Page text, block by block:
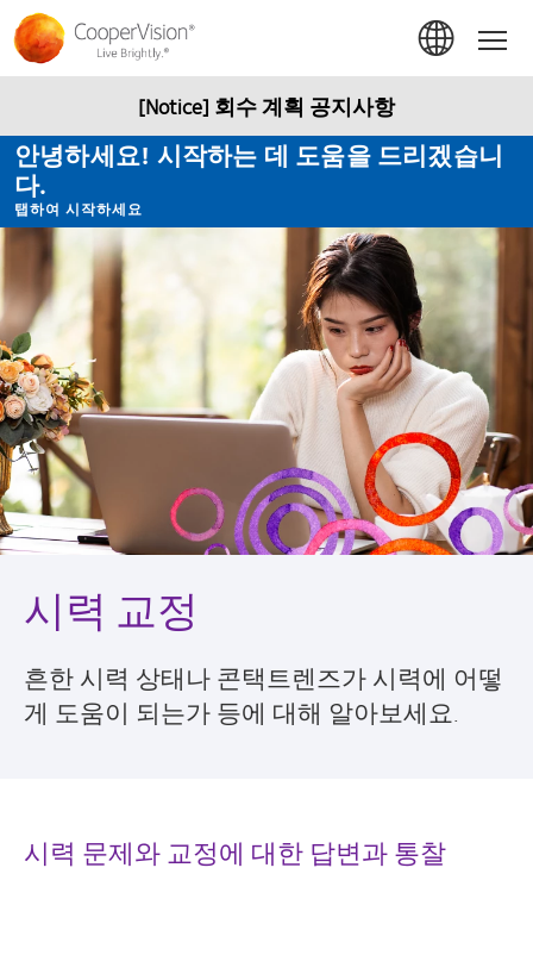
요
콘
텐
건
너
뛰
기
[Notice] 회수 계획 공지사항
안녕하세요! 시작하는 데 도움을 드리겠습니
다.
탭하여 시작하세요
시력 교정
흔한 시력 상태나 콘택트렌즈가 시력에 어떻
게 도움이 되는가 등에 대해 알아보세요.
시력 문제와 교정에 대한 답변과 통찰